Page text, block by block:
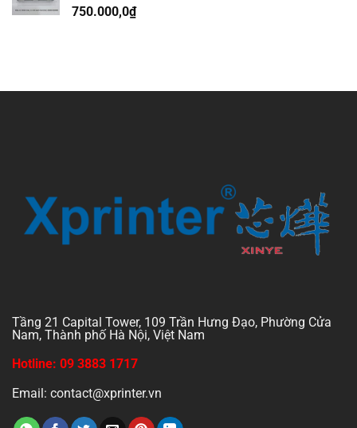
750.000,0₫
Tầng 21 Capital Tower, 109 Trần Hưng Đạo, Phường Cửa
Nam, Thành phố Hà Nội, Việt Nam
Hotline: 09 3883 1717
Email: contact@xprinter.vn